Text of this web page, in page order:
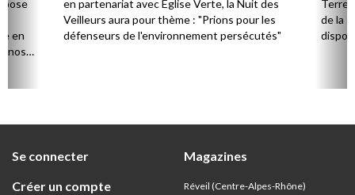
en
nos
en partenariat avec Église Verte, la Nuit des
Veilleurs aura pour thème : "Prions pour les
défenseurs de l'environnement persécutés"
Terre
de la
Se connecter
Créer un compte
Magazines
Réveil (Centre-Alpes-Rhône)